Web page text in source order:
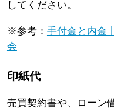
してください。
※参考： 手付金と内金
会
印紙代
売買契約書や、ローン